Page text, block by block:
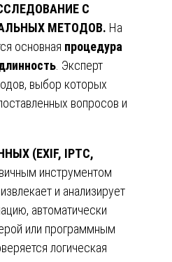
С
МЕТОДОВ. На
основная процедура
. Эксперт
выбор которых
вопросов и
(EXIF, IPTC,
инструментом
и анализирует
автоматически
или программным
логическая